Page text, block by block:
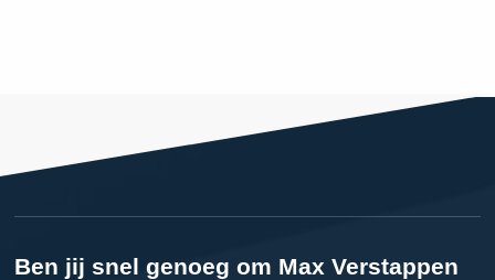
Ben jij snel genoeg om Max Verstappen